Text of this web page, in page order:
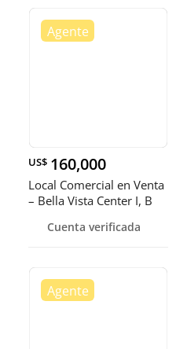
US$ 160,000
Local Comercial en Venta
– Bella Vista Center I, B
Cuenta verificada